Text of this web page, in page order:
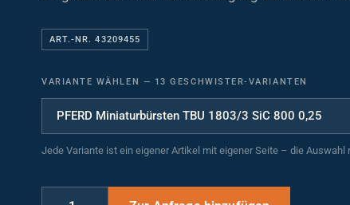
ART.-NR. 43209455
VARIANTE WÄHLEN 13 GESCHWISTER-VARIANTEN
Jede Variante ist ein eigener Artikel mit eigener Seite – die